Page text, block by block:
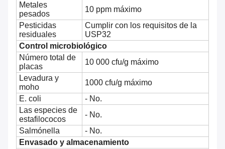
Metales
pesados
10 ppm máximo
Pesticidas
residuales
Cumplir con los requisitos de la
USP32
Control microbiológico
Número total de
placas
10 000 cfu/g máximo
Levadura y
moho
1000 cfu/g máximo
E. coli
- No.
Las especies de
estafilococos
- No.
Salmónella
- No.
Envasado y almacenamiento